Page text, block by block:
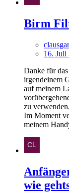
Birm
clausgar
16. Juli
Danke für
irgendeinem
auf meinem
zu
Im Moment
meinem
wie